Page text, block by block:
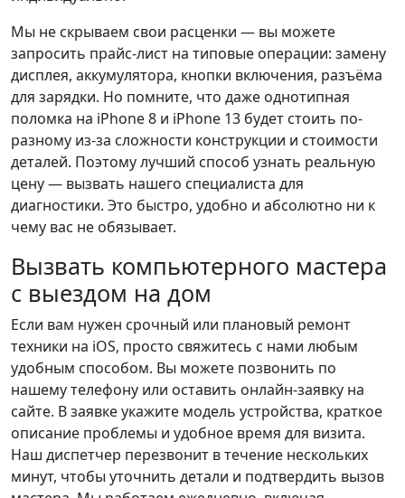
Мы не скрываем свои расценки — вы можете
запросить прайс-лист на типовые операции: замену
дисплея, аккумулятора, кнопки включения, разъёма
для зарядки. Но помните, что даже однотипная
поломка на iPhone 8 и iPhone 13 будет стоить по-
разному из-за сложности конструкции и стоимости
деталей. Поэтому лучший способ узнать реальную
цену — вызвать нашего специалиста для
диагностики. Это быстро, удобно и абсолютно ни к
чему вас не обязывает.
Вызвать компьютерного мастера
с выездом на дом
Если вам нужен срочный или плановый ремонт
техники на iOS, просто свяжитесь с нами любым
удобным способом. Вы можете позвонить по
нашему телефону или оставить онлайн-заявку на
сайте. В заявке укажите модель устройства, краткое
описание проблемы и удобное время для визита.
Наш диспетчер перезвонит в течение нескольких
минут, чтобы уточнить детали и подтвердить вызов